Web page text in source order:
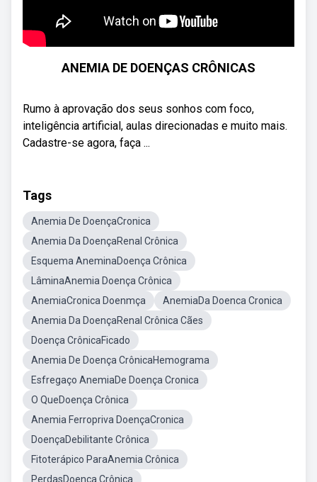
ANEMIA DE DOENÇAS CRÔNICAS
Rumo à aprovação dos seus sonhos com foco,
inteligência artificial, aulas direcionadas e muito mais.
Cadastre-se agora, faça ...
Tags
Anemia De DoençaCronica
Anemia Da DoençaRenal Crônica
Esquema AneminaDoença Crônica
LâminaAnemia Doença Crônica
AnemiaCronica Doenmça
AnemiaDa Doenca Cronica
Anemia Da DoençaRenal Crônica Cães
Doença CrônicaFicado
Anemia De Doença CrônicaHemograma
Esfregaço AnemiaDe Doença Cronica
O QueDoença Crônica
Anemia Ferropriva DoençaCronica
DoençaDebilitante Crônica
Fitoterápico ParaAnemia Crônica
PerdasDoença Crônica